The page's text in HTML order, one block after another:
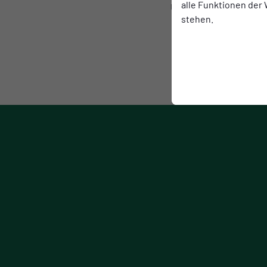
alle Funktionen der
stehen.
Uhr beginnt offiziell